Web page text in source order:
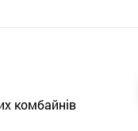
комбайнів